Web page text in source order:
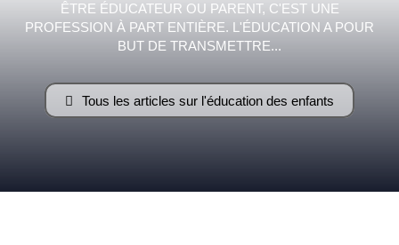
–
AFF
ÊTRE ÉDUCATEUR OU PARENT, C'EST UNE
PROFESSION À PART ENTIÈRE. L'ÉDUCATION A POUR
BUT DE TRANSMETTRE...
Tous les articles sur l'éducation des enfants